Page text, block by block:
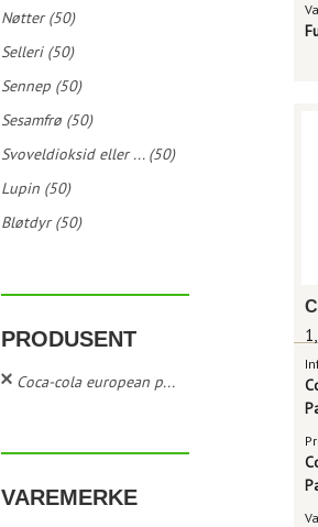
Nøtter (50)
Selleri (50)
Sennep (50)
Sesamfrø (50)
Svoveldioksid eller ... (50)
Lupin (50)
Bløtdyr (50)
PRODUSENT
Coca-cola european p...
VAREMERKE